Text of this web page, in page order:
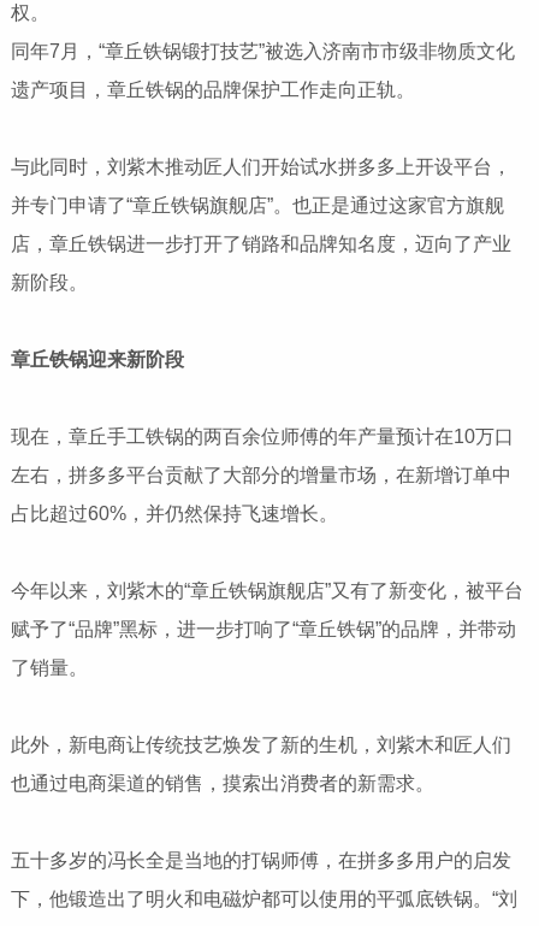
权。
同年7月，“章丘铁锅锻打技艺”被选入济南市市级非物质文化
遗产项目，章丘铁锅的品牌保护工作走向正轨。
与此同时，刘紫木推动匠人们开始试水拼多多上开设平台，
并专门申请了“章丘铁锅旗舰店”。也正是通过这家官方旗舰
店，章丘铁锅进一步打开了销路和品牌知名度，迈向了产业
新阶段。
章丘铁锅迎来新阶段
现在，章丘手工铁锅的两百余位师傅的年产量预计在10万口
左右，拼多多平台贡献了大部分的增量市场，在新增订单中
占比超过60%，并仍然保持飞速增长。
今年以来，刘紫木的“章丘铁锅旗舰店”又有了新变化，被平台
赋予了“品牌”黑标，进一步打响了“章丘铁锅”的品牌，并带动
了销量。
此外，新电商让传统技艺焕发了新的生机，刘紫木和匠人们
也通过电商渠道的销售，摸索出消费者的新需求。
五十多岁的冯长全是当地的打锅师傅，在拼多多用户的启发
下，他锻造出了明火和电磁炉都可以使用的平弧底铁锅。“刘